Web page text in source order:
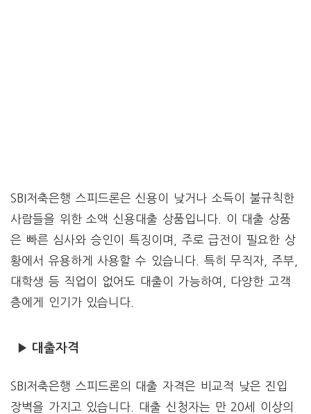
SBI저축은행 스피드론은 신용이 낮거나 소득이 불규칙한
사람들을 위한 소액 신용대출 상품입니다. 이 대출 상품
은 빠른 심사와 승인이 특징이며, 주로 급전이 필요한 상
황에서 유용하게 사용할 수 있습니다. 특히 무직자, 주부,
대학생 등 직업이 없어도 대출이 가능하여, 다양한 고객
층에게 인기가 있습니다.
▶ 대출자격
SBI저축은행 스피드론의 대출 자격은 비교적 낮은 진입
장벽을 가지고 있습니다. 대출 신청자는 만 20세 이상의